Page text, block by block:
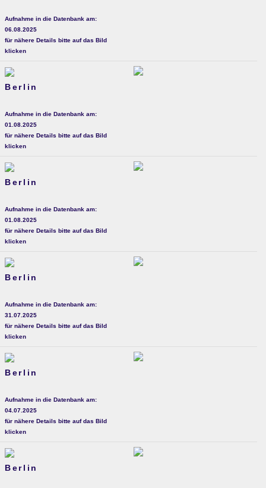
Aufnahme in die Datenbank am:
06.08.2025
für nähere Details bitte auf das Bild
klicken
Berlin
Aufnahme in die Datenbank am:
01.08.2025
für nähere Details bitte auf das Bild
klicken
Berlin
Aufnahme in die Datenbank am:
01.08.2025
für nähere Details bitte auf das Bild
klicken
Berlin
Aufnahme in die Datenbank am:
31.07.2025
für nähere Details bitte auf das Bild
klicken
Berlin
Aufnahme in die Datenbank am:
04.07.2025
für nähere Details bitte auf das Bild
klicken
Berlin